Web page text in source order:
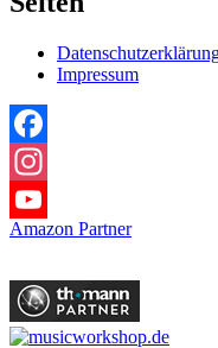
Impressum
Facebook
Instagram
YouTube
Amazon Partner